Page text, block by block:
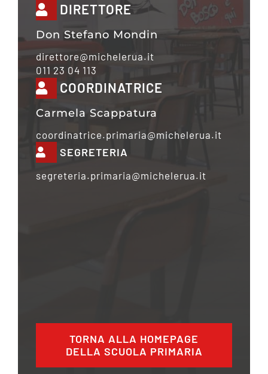
DIRETTORE
Don Stefano Mondin
direttore@michelerua.it
011 23 04 113
COORDINATRICE
Carmela Scappatura
coordinatrice.primaria@michelerua.it
SEGRETERIA
segreteria.primaria@michelerua.it
TORNA ALLA HOMEPAGE
DELLA SCUOLA PRIMARIA